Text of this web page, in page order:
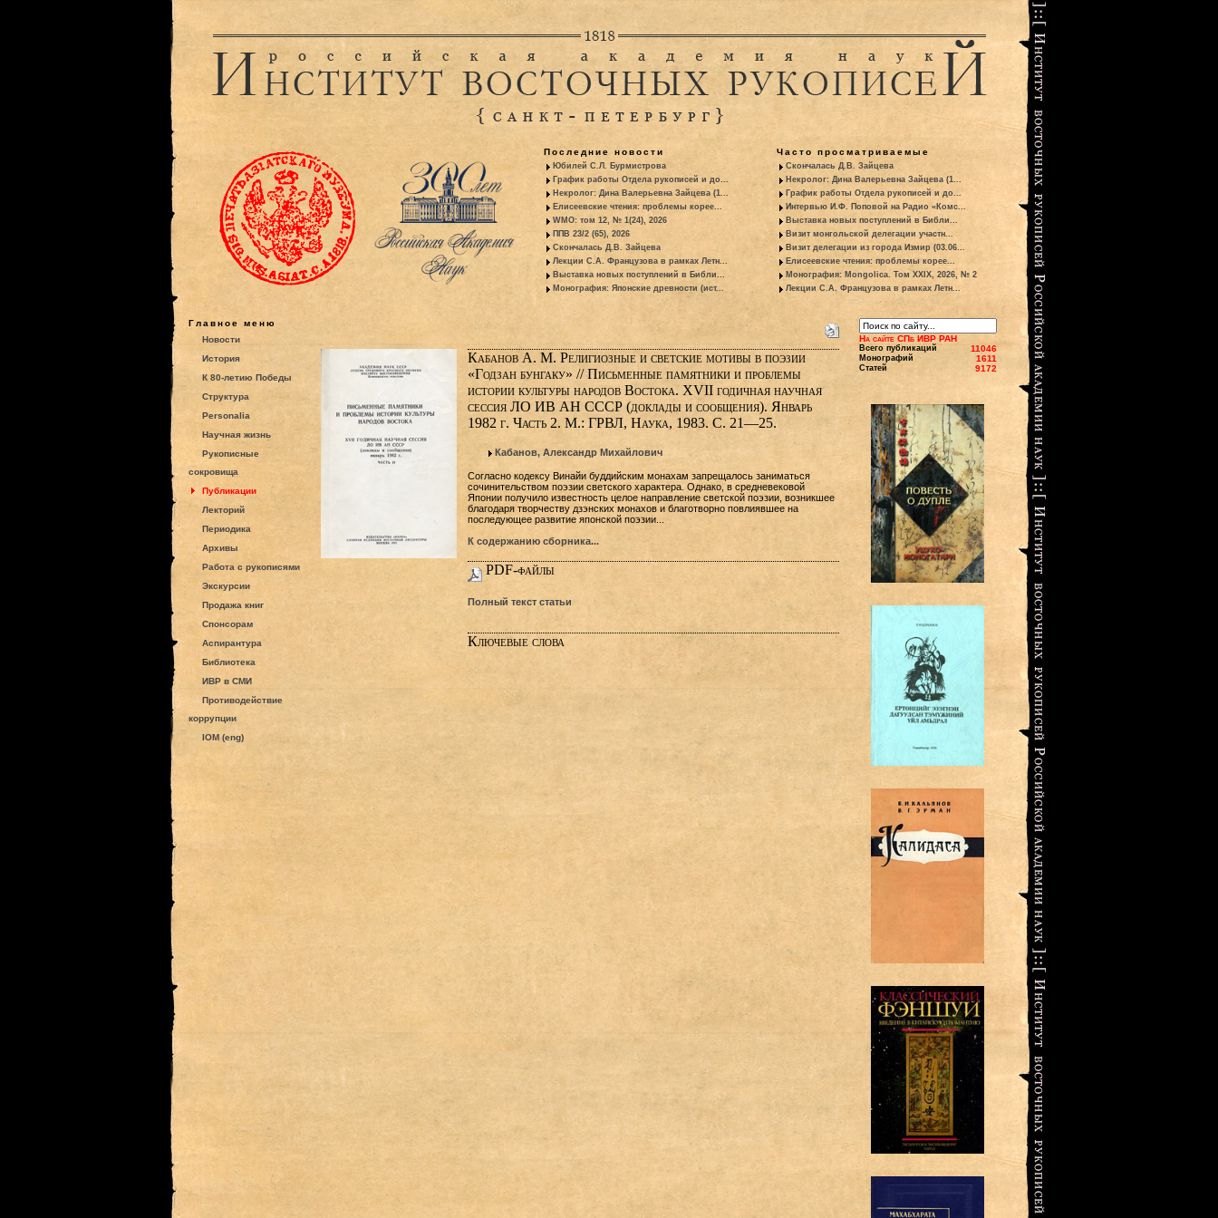
Последние новости
Юбилей С.Л. Бурмистрова
График работы Отдела рукописей и до...
Некролог: Дина Валерьевна Зайцева (1...
Елисеевские чтения: проблемы корее...
WMO: том 12, № 1(24), 2026
ППВ 23/2 (65), 2026
Скончалась Д.В. Зайцева
Лекции С.А. Французова в рамках Летн...
Выставка новых поступлений в Библи...
Монография: Японские древности (ист...
Часто просматриваемые
Скончалась Д.В. Зайцева
Некролог: Дина Валерьевна Зайцева (1...
График работы Отдела рукописей и до...
Интервью И.Ф. Поповой на Радио «Комс...
Выставка новых поступлений в Библи...
Визит монгольской делегации участн...
Визит делегации из города Измир (03.06...
Елисеевские чтения: проблемы корее...
Монография: Mongolica. Том XXIX, 2026, № 2
Лекции С.А. Французова в рамках Летн...
Главное меню
Новости
История
К 80-летию Победы
Структура
Personalia
Научная жизнь
Рукописные
сокровища
Публикации
Лекторий
Периодика
Архивы
Работа с рукописями
Экскурсии
Продажа книг
Спонсорам
Аспирантура
Библиотека
ИВР в СМИ
Противодействие
коррупции
IOM (eng)
Кабанов А. М. Религиозные и светские мотивы в поэзии
«Годзан бунгаку» // Письменные памятники и проблемы
истории культуры народов Востока. XVII годичная научная
сессия ЛО ИВ АН СССР (доклады и сообщения). Январь
1982 г. Часть 2. М.: ГРВЛ, Наука, 1983. С. 21—25.
Кабанов, Александр Михайлович
Согласно кодексу Винайи буддийским монахам запрещалось заниматься
сочинительством поэзии светского характера. Однако, в средневековой
Японии получило известность целое направление светской поэзии, возникшее
благодаря творчеству дзэнских монахов и благотворно повлиявшее на
последующее развитие японской поэзии...
К содержанию сборника...
PDF-файлы
Полный текст статьи
Ключевые слова
На сайте СПб ИВР РАН
Всего публикаций 11046
Монографий 1611
Статей 9172